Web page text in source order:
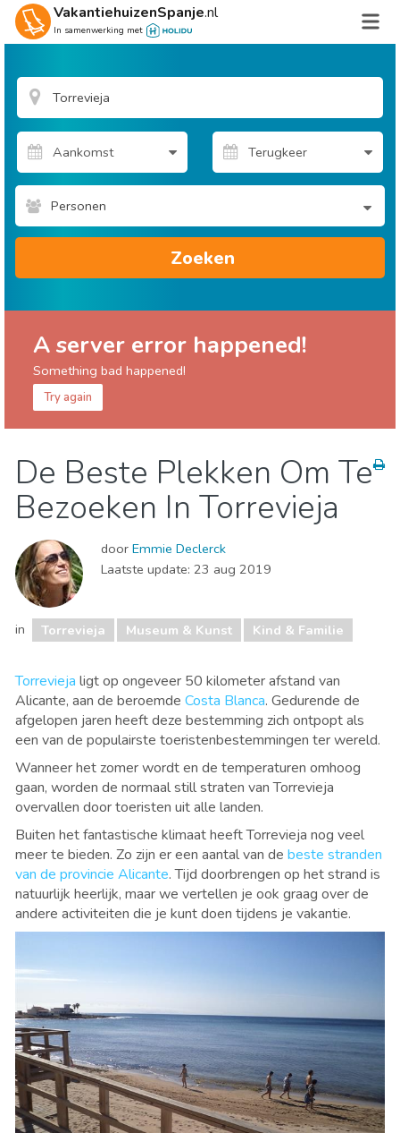
VakantiehuizenSpanje.nl
In samenwerking met
Personen
Zoeken
A server error happened!
Something bad happened!
Try again
Kind & Familie
Museum & Kunst
De Beste Plekken Om Te
Bezoeken In Torrevieja
door Emmie Declerck
Laatste update: 23 aug 2019
in Torrevieja Museum & Kunst Kind & Familie
Torrevieja ligt op ongeveer 50 kilometer afstand van
Alicante, aan de beroemde Costa Blanca. Gedurende de
afgelopen jaren heeft deze bestemming zich ontpopt als
een van de populairste toeristenbestemmingen ter wereld.
Wanneer het zomer wordt en de temperaturen omhoog
gaan, worden de normaal still straten van Torrevieja
overvallen door toeristen uit alle landen.
Buiten het fantastische klimaat heeft Torrevieja nog veel
meer te bieden. Zo zijn er een aantal van de beste stranden
van de provincie Alicante. Tijd doorbrengen op het strand is
natuurlijk heerlijk, maar we vertellen je ook graag over de
andere activiteiten die je kunt doen tijdens je vakantie.